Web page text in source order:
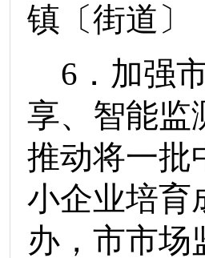
镇 〔街道〕
6 ．加强
享、智能监
推动将一批
小企业培育
办 ， 市市场